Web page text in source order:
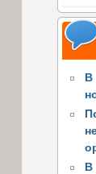
В
В